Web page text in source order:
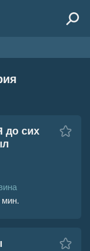
до сих